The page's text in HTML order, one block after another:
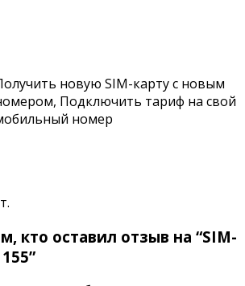
новую SIM-карту с новым
Подключить тариф на свой
номер
кто оставил отзыв на “SIM-